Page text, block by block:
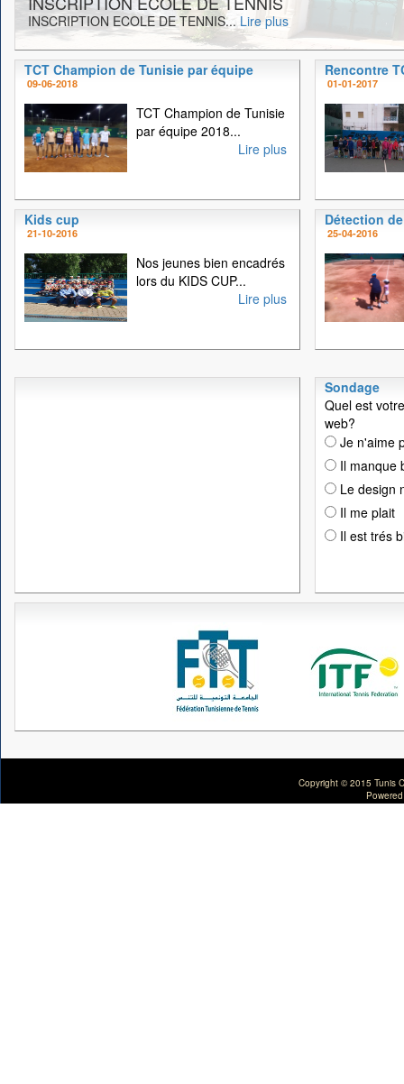
INSCRIPTION ECOLE DE TENNIS... Lire plus
TCT Champion de Tunisie par équipe
09-06-2018
TCT Champion de Tunisie
par équipe 2018...
Lire plus
Rencontre
01-01-2017
Kids cup
21-10-2016
Nos jeunes bien encadrés
lors du KIDS CUP...
Lire plus
Détection
25-04-2016
Sondage
Quel est
web?
Je n'aime
Il manque
Le design
Il me plait
Il est trés
Copyright © 2015 Tunis